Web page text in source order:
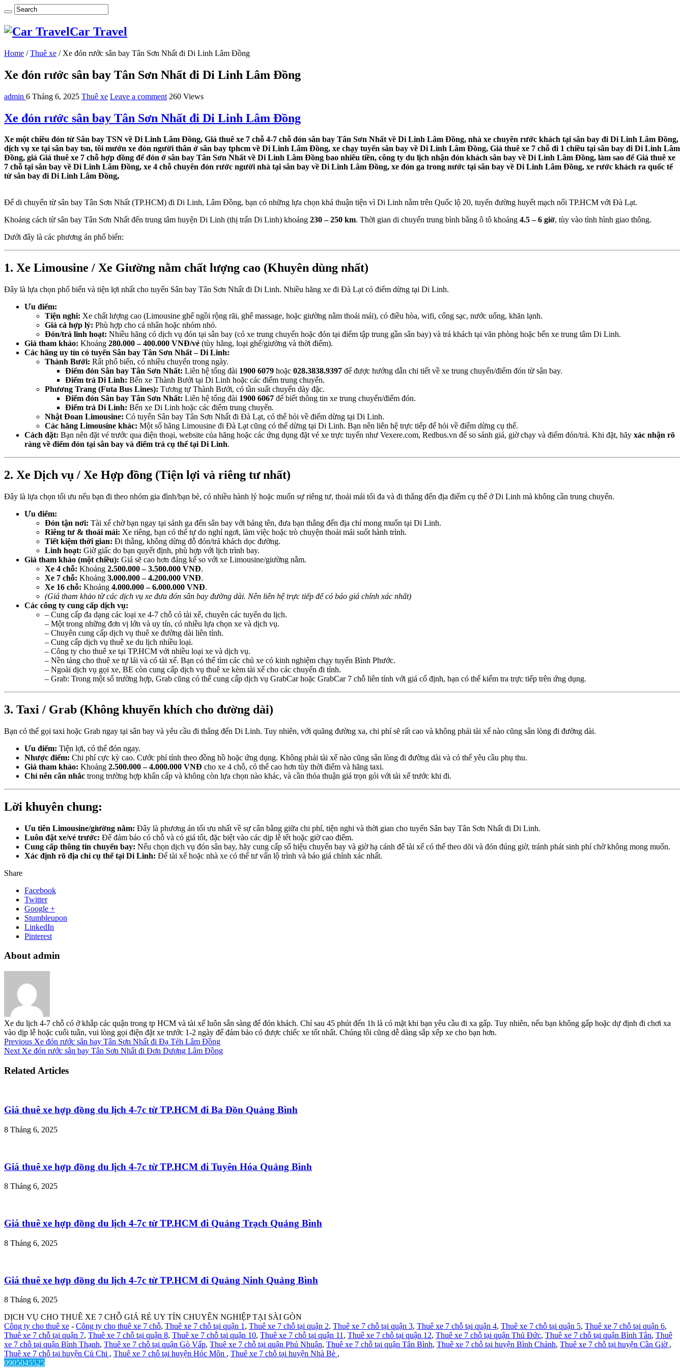
Car Travel
Home / Thuê xe / Xe đón rước sân bay Tân Sơn Nhất đi Di Linh Lâm Đồng
Xe đón rước sân bay Tân Sơn Nhất đi Di Linh Lâm Đồng
admin 6 Tháng 6, 2025 Thuê xe Leave a comment 260 Views
Xe đón rước sân bay Tân Sơn Nhất đi Di Linh Lâm Đồng
Xe một chiều đón từ Sân bay TSN về Di Linh Lâm Đồng, Giá thuê xe 7 chỗ 4-7 chỗ đón sân bay Tân Sơn Nhất về Di Linh Lâm Đồng, nhà xe chuyên rước khách tại sân bay đi Di Linh Lâm Đồng,
dịch vụ xe tại sân bay tsn, tôi mướn xe đón người thân ở sân bay tphcm về Di Linh Lâm Đồng, xe chạy tuyến sân bay về Di Linh Lâm Đồng, Giá thuê xe 7 chỗ đi 1 chiều tại sân bay đi Di Linh Lâm
Đồng, giá Giá thuê xe 7 chỗ hợp đồng để đón ở sân bay Tân Sơn Nhất về Di Linh Lâm Đồng bao nhiêu tiền, công ty du lịch nhận đón khách sân bay về Di Linh Lâm Đồng, làm sao để Giá thuê xe
7 chỗ tại sân bay về Di Linh Lâm Đồng, xe 4 chỗ chuyên đón rước người nhà tại sân bay về Di Linh Lâm Đồng, xe đón ga trong nước tại sân bay về Di Linh Lâm Đồng, xe rước khách ra quốc tế
từ sân bay đi Di Linh Lâm Đồng,
Để di chuyển từ sân bay Tân Sơn Nhất (TP.HCM) đi Di Linh, Lâm Đồng, bạn có những lựa chọn khá thuận tiện vì Di Linh nằm trên Quốc lộ 20, tuyến đường huyết mạch nối TP.HCM với Đà Lạt.
Khoảng cách từ sân bay Tân Sơn Nhất đến trung tâm huyện Di Linh (thị trấn Di Linh) khoảng 230 – 250 km. Thời gian di chuyển trung bình bằng ô tô khoảng 4.5 – 6 giờ, tùy vào tình hình giao thông.
Dưới đây là các phương án phổ biến:
1. Xe Limousine / Xe Giường nằm chất lượng cao (Khuyên dùng nhất)
Đây là lựa chọn phổ biến và tiện lợi nhất cho tuyến Sân bay Tân Sơn Nhất đi Di Linh. Nhiều hãng xe đi Đà Lạt có điểm dừng tại Di Linh.
Ưu điểm:
Tiện nghi: Xe chất lượng cao (Limousine ghế ngồi rộng rãi, ghế massage, hoặc giường nằm thoải mái), có điều hòa, wifi, cổng sạc, nước uống, khăn lạnh.
Giá cả hợp lý: Phù hợp cho cá nhân hoặc nhóm nhỏ.
Đón/trả linh hoạt: Nhiều hãng có dịch vụ đón tại sân bay (có xe trung chuyển hoặc đón tại điểm tập trung gần sân bay) và trả khách tại văn phòng hoặc bến xe trung tâm Di Linh.
Giá tham khảo: Khoảng 280.000 – 400.000 VNĐ/vé (tùy hãng, loại ghế/giường và thời điểm).
Các hãng uy tín có tuyến Sân bay Tân Sơn Nhất – Di Linh:
Thành Bưởi: Rất phổ biến, có nhiều chuyến trong ngày.
Điểm đón Sân bay Tân Sơn Nhất: Liên hệ tổng đài 1900 6079 hoặc 028.3838.9397 để được hướng dẫn chi tiết về xe trung chuyển/điểm đón từ sân bay.
Điểm trả Di Linh: Bến xe Thành Bưởi tại Di Linh hoặc các điểm trung chuyển.
Phương Trang (Futa Bus Lines): Tương tự Thành Bưởi, có tần suất chuyến dày đặc.
Điểm đón Sân bay Tân Sơn Nhất: Liên hệ tổng đài 1900 6067 để biết thông tin xe trung chuyển/điểm đón.
Điểm trả Di Linh: Bến xe Di Linh hoặc các điểm trung chuyển.
Nhật Đoan Limousine: Có tuyến Sân bay Tân Sơn Nhất đi Đà Lạt, có thể hỏi về điểm dừng tại Di Linh.
Các hãng Limousine khác: Một số hãng Limousine đi Đà Lạt cũng có thể dừng tại Di Linh. Bạn nên liên hệ trực tiếp để hỏi về điểm dừng cụ thể.
Cách đặt: Bạn nên đặt vé trước qua điện thoại, website của hãng hoặc các ứng dụng đặt vé xe trực tuyến như Vexere.com, Redbus.vn để so sánh giá, giờ chạy và điểm đón/trả. Khi đặt, hãy xác nhận rõ
ràng về điểm đón tại sân bay và điểm trả cụ thể tại Di Linh.
2. Xe Dịch vụ / Xe Hợp đồng (Tiện lợi và riêng tư nhất)
Đây là lựa chọn tối ưu nếu bạn đi theo nhóm gia đình/bạn bè, có nhiều hành lý hoặc muốn sự riêng tư, thoải mái tối đa và đi thẳng đến địa điểm cụ thể ở Di Linh mà không cần trung chuyển.
Ưu điểm:
Đón tận nơi: Tài xế chờ bạn ngay tại sảnh ga đến sân bay với bảng tên, đưa bạn thẳng đến địa chỉ mong muốn tại Di Linh.
Riêng tư & thoải mái: Xe riêng, bạn có thể tự do nghỉ ngơi, làm việc hoặc trò chuyện thoải mái suốt hành trình.
Tiết kiệm thời gian: Đi thẳng, không dừng đỗ đón/trả khách dọc đường.
Linh hoạt: Giờ giấc do bạn quyết định, phù hợp với lịch trình bay.
Giá tham khảo (một chiều): Giá sẽ cao hơn đáng kể so với xe Limousine/giường nằm.
Xe 4 chỗ: Khoảng 2.500.000 – 3.500.000 VNĐ.
Xe 7 chỗ: Khoảng 3.000.000 – 4.200.000 VNĐ.
Xe 16 chỗ: Khoảng 4.000.000 – 6.000.000 VNĐ.
(Giá tham khảo từ các dịch vụ xe đưa đón sân bay đường dài. Nên liên hệ trực tiếp để có báo giá chính xác nhất)
Các công ty cung cấp dịch vụ:
– Cung cấp đa dạng các loại xe 4-7 chỗ có tài xế, chuyên các tuyến du lịch.
– Một trong những đơn vị lớn và uy tín, có nhiều lựa chọn xe và dịch vụ.
– Chuyên cung cấp dịch vụ thuê xe đường dài liên tỉnh.
– Cung cấp dịch vụ thuê xe du lịch nhiều loại.
– Công ty cho thuê xe tại TP.HCM với nhiều loại xe và dịch vụ.
– Nền tảng cho thuê xe tự lái và có tài xế. Bạn có thể tìm các chủ xe có kinh nghiệm chạy tuyến Bình Phước.
– Ngoài dịch vụ gọi xe, BE còn cung cấp dịch vụ thuê xe kèm tài xế cho các chuyến đi tỉnh.
– Grab: Trong một số trường hợp, Grab cũng có thể cung cấp dịch vụ GrabCar hoặc GrabCar 7 chỗ liên tỉnh với giá cố định, bạn có thể kiểm tra trực tiếp trên ứng dụng.
3. Taxi / Grab (Không khuyến khích cho đường dài)
Bạn có thể gọi taxi hoặc Grab ngay tại sân bay và yêu cầu đi thẳng đến Di Linh. Tuy nhiên, với quãng đường xa, chi phí sẽ rất cao và không phải tài xế nào cũng sẵn lòng đi đường dài.
Ưu điểm: Tiện lợi, có thể đón ngay.
Nhược điểm: Chi phí cực kỳ cao. Cước phí tính theo đồng hồ hoặc ứng dụng. Không phải tài xế nào cũng sẵn lòng đi đường dài và có thể yêu cầu phụ thu.
Giá tham khảo: Khoảng 2.500.000 – 4.000.000 VNĐ cho xe 4 chỗ, có thể cao hơn tùy thời điểm và hãng taxi.
Chỉ nên cân nhắc trong trường hợp khẩn cấp và không còn lựa chọn nào khác, và cần thỏa thuận giá trọn gói với tài xế trước khi đi.
Lời khuyên chung:
Ưu tiên Limousine/giường nằm: Đây là phương án tối ưu nhất về sự cân bằng giữa chi phí, tiện nghi và thời gian cho tuyến Sân bay Tân Sơn Nhất đi Di Linh.
Luôn đặt xe/vé trước: Để đảm bảo có chỗ và có giá tốt, đặc biệt vào các dịp lễ tết hoặc giờ cao điểm.
Cung cấp thông tin chuyến bay: Nếu chọn dịch vụ đón sân bay, hãy cung cấp số hiệu chuyến bay và giờ hạ cánh để tài xế có thể theo dõi và đón đúng giờ, tránh phát sinh phí chờ không mong muốn.
Xác định rõ địa chỉ cụ thể tại Di Linh: Để tài xế hoặc nhà xe có thể tư vấn lộ trình và báo giá chính xác nhất.
Share
Facebook
Twitter
Google +
Stumbleupon
LinkedIn
Pinterest
About admin
Xe du lịch 4-7 chỗ có ở khắp các quận trong tp HCM và tài xế luôn sẵn sàng để đón khách. Chỉ sau 45 phút đến 1h là có mặt khi bạn yêu cầu đi xa gấp. Tuy nhiên, nếu bạn không gấp hoặc dự định đi chơi xa
vào dịp lễ hoặc cuối tuần, vui lòng gọi điện đặt xe trước 1-2 ngày để đảm bảo có được chiếc xe tốt nhất. Chúng tôi cũng dễ dàng sắp xếp xe cho bạn hơn.
Previous Xe đón rước sân bay Tân Sơn Nhất đi Đạ Tẻh Lâm Đồng
Next Xe đón rước sân bay Tân Sơn Nhất đi Đơn Dương Lâm Đồng
Related Articles
Giá thuê xe hợp đồng du lịch 4-7c từ TP.HCM đi Ba Đồn Quảng Bình
8 Tháng 6, 2025
Giá thuê xe hợp đồng du lịch 4-7c từ TP.HCM đi Tuyên Hóa Quảng Bình
8 Tháng 6, 2025
Giá thuê xe hợp đồng du lịch 4-7c từ TP.HCM đi Quảng Trạch Quảng Bình
8 Tháng 6, 2025
Giá thuê xe hợp đồng du lịch 4-7c từ TP.HCM đi Quảng Ninh Quảng Bình
8 Tháng 6, 2025
DỊCH VỤ CHO THUÊ XE 7 CHỖ GIÁ RẺ UY TÍN CHUYÊN NGHIỆP TẠI SÀI GÒN
Công ty cho thuê xe - Công ty cho thuê xe 7 chỗ, Thuê xe 7 chỗ tại quận 1 , Thuê xe 7 chỗ tại quận 2, Thuê xe 7 chỗ tại quận 3, Thuê xe 7 chỗ tại quận 4, Thuê xe 7 chỗ tại quận 5, Thuê xe 7 chỗ tại quận 6,
Thuê xe 7 chỗ tại quận 7, Thuê xe 7 chỗ tại quận 8, Thuê xe 7 chỗ tại quận 10, Thuê xe 7 chỗ tại quận 11 , Thuê xe 7 chỗ tại quận 12, Thuê xe 7 chỗ tại quận Thủ Đức, Thuê xe 7 chỗ tại quận Bình Tân, Thuê
xe 7 chỗ tại quận Bình Thạnh, Thuê xe 7 chỗ tại quận Gò Vấp, Thuê xe 7 chỗ tại quận Phú Nhuận, Thuê xe 7 chỗ tại quận Tân Bình, Thuê xe 7 chỗ tại huyện Bình Chánh, Thuê xe 7 chỗ tại huyện Cần Giờ ,
Thuê xe 7 chỗ tại huyện Củ Chi , Thuê xe 7 chỗ tại huyện Hóc Môn , Thuê xe 7 chỗ tại huyện Nhà Bè ,
0905045525